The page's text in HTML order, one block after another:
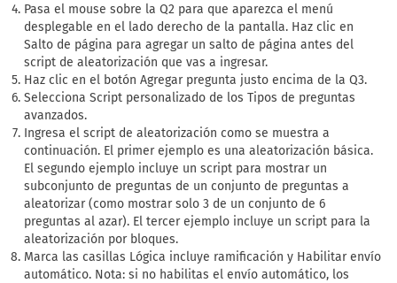
Pasa el mouse sobre la Q2 para que aparezca el menú
desplegable en el lado derecho de la pantalla. Haz clic en
Salto de página para agregar un salto de página antes del
script de aleatorización que vas a ingresar.
Haz clic en el botón Agregar pregunta justo encima de la Q3.
Selecciona Script personalizado de los Tipos de preguntas
avanzados.
Ingresa el script de aleatorización como se muestra a
continuación. El primer ejemplo es una aleatorización básica.
El segundo ejemplo incluye un script para mostrar un
subconjunto de preguntas de un conjunto de preguntas a
aleatorizar (como mostrar solo 3 de un conjunto de 6
preguntas al azar). El tercer ejemplo incluye un script para la
aleatorización por bloques.
Marca las casillas Lógica incluye ramificación y Habilitar envío
automático. Nota: si no habilitas el envío automático, los